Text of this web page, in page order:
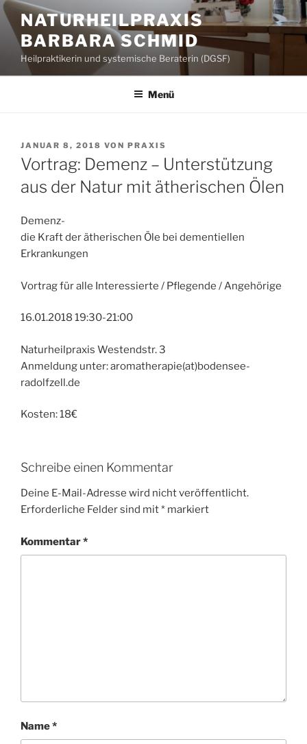
Zum
Inhalt
springen
NATURHEILPRAXIS
BARBARA SCHMID
Heilpraktikerin und systemische Beraterin (DGSF)
Menü
VERÖFFENTLICHT
AM
JANUAR 8, 2018 VON PRAXIS
Vortrag: Demenz – Unterstützung
aus der Natur mit ätherischen Ölen
Demenz-
die Kraft der ätherischen Öle bei dementiellen
Erkrankungen
Vortrag für alle Interessierte / Pflegende / Angehörige
16.01.2018 19:30-21:00
Naturheilpraxis Westendstr. 3
Anmeldung unter: aromatherapie(at)bodensee-
radolfzell.de
Kosten: 18€
Schreibe einen Kommentar
Deine E-Mail-Adresse wird nicht veröffentlicht.
Erforderliche Felder sind mit* markiert
Kommentar*
Name*